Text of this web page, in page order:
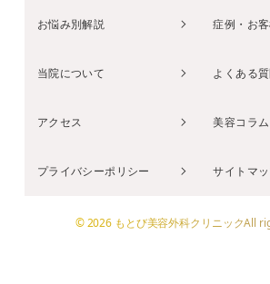
お悩み別解説 症例・お
当院について よくある
アクセス 美容コラム
プライバシーポリシー サイトマ
© 2026 もとび美容外科クリニックAll